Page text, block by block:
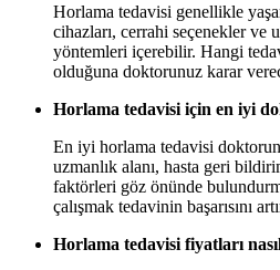
Horlama tedavisi genellikle
cihazları, cerrahi seçenekler ve
yöntemleri içerebilir. Hangi
olduğuna doktorunuz karar
Horlama tedavisi için en iyi
En iyi horlama tedavisi
uzmanlık alanı, hasta geri
faktörleri göz önünde
çalışmak tedavinin başarısını
Horlama tedavisi fiyatları